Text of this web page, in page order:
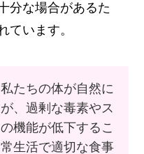
分な場合があるた
ています。
たちの体が自然に
、過剰な毒素やス
機能が低下するこ
生活で適切な食事